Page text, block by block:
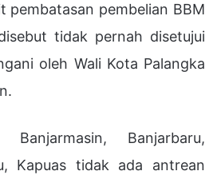
pembatasan pembelian BBM
tidak pernah disetujui
oleh Wali Kota Palangka
.
Banjarmasin, Banjarbaru,
Kapuas tidak ada antrean